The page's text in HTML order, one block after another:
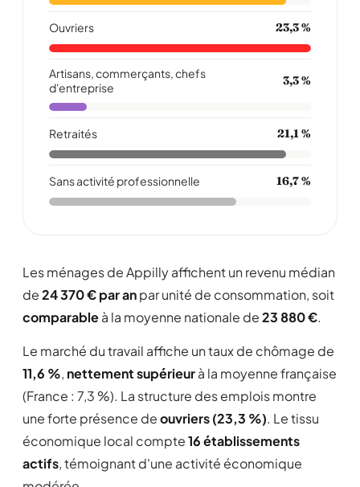
Ouvriers 23,3 %
Artisans, commerçants, chefs
d'entreprise
3,3 %
Retraités 21,1 %
Sans activité professionnelle 16,7 %
Les ménages de Appilly affichent un revenu médian
de24 370 € par anpar unité de consommation, soit
comparableà la moyenne nationale de23 880 €.
Le marché du travail affiche un taux de chômage de
11,6 %, nettement supérieurà la moyenne française
(France : 7,3 %). La structure des emplois montre
une forte présence deouvriers (23,3 %). Le tissu
économique local compte16 établissements
actifs, témoignant d'une activité économique